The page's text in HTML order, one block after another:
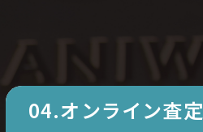
04.オンライン査定